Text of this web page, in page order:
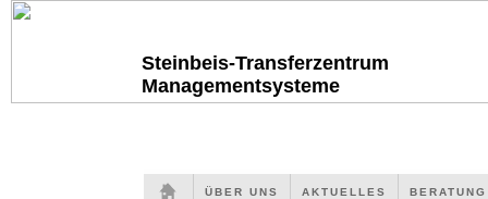
Steinbeis-Transferzentrum
Managementsysteme
ÜBER UNS AKTUELLES